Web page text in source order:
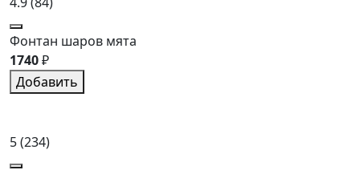
Фонтан шаров мята
1740₽
Добавить
5(234)